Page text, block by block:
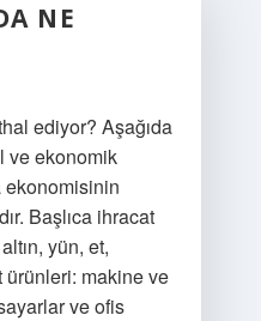
NE
ediyor? Aşağıda
ve ekonomik
Başlıca ihracat
yün, et,
ürünleri: makine ve
ve ofis